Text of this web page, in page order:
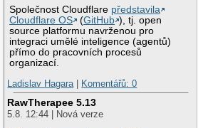
Společnost Cloudflare představila
Cloudflare OS
(GitHub ), tj. open
source platformu navrženou pro
integraci umělé inteligence (agentů)
přímo do pracovních procesů
organizací.
Ladislav Hagara| Komentářů: 0
RawTherapee 5.13
5.8. 12:44 | Nová verze